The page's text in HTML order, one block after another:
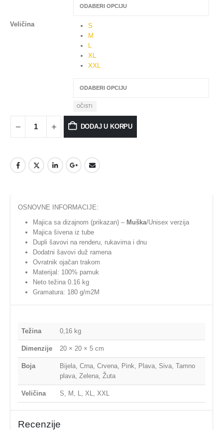
Veličina
S
M
XL
XXL
OČISTI
DODAJ U KORPU
OSNOVNE INFORMACIJE:
Majica sa dizajnom (prikazan) – Muška/Unisex verzija
Majica šivena iz tube
Dupli šavovi na renderu, rukavima i dnu
Dodatni šavovi duž ramena
Ovratnik ojačan trakom
Materijal: 100% pamuk
Neto težina 0.16 kg
Gramatura: 180 g/m2M
Težina 0,16 kg
Dimenzije 20 × 20 × 5 cm
Boja
Bijela, Crna, Crvena, Pink, Plava, Siva, Tamno
plava, Zelena, Žuta
Veličina S, M, L, XL, XXL
Recenzije